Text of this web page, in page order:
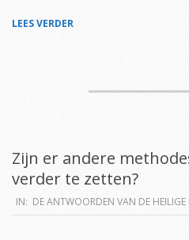
LEES VERDER
Zijn er andere
verder te zetten?
2019-
04-
IN: DE ANTWOORDEN VAN DE